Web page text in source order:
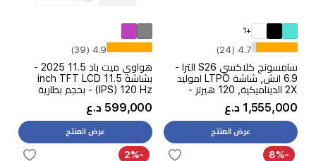
+1
4.7 (24)
سامسونج كلاكسي S26 الترا -
6.9 انش, شاشة LTPO اموليد
2X الديناميكية, 120 هيرتز -
امبير, بسرعة شحن 60 واط - مع
خاصية كلاكسي AI
1,555,000 د.ع
عرض المنتج
4.9 (39)
هواوي ميت باد 11.5 2025 -
بشاشة 11.5 inch TFT LCD
(IPS) 120 Hz - بحجم بطارية
10100 ميلي امبير بالساعة +
المكتبية
599,000 د.ع
عرض المنتج
-8%
-2%